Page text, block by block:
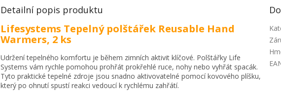
Detailní popis produktu
Lifesystems Tepelný polštářek Reusable Hand
Warmers, 2 ks
Udržení tepelného komfortu je během zimních aktivit klíčové. Polštářky Life
Systems vám rychle pomohou prohřát prokřehlé ruce, nohy nebo vyhřát spacák.
Tyto praktické tepelné zdroje jsou snadno aktivovatelné pomocí kovového plíšku,
který po ohnutí spustí reakci vedoucí k rychlému zahřátí.